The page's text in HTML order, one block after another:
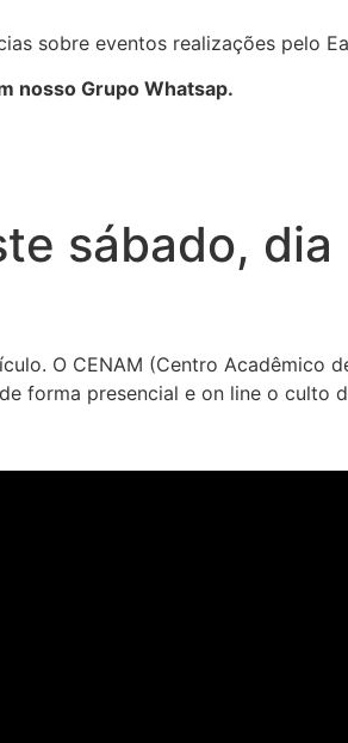
sobre eventos realizações pelo
nosso Grupo Whatsap.
sábado,
O CENAM (Centro Acadêmico
forma presencial e on line o